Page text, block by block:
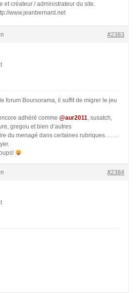
et créateur / administrateur du site.
www.jeanbernard.net
#2383
forum Boursorama, il suffit de migrer le jeu
adhéré comme @aur2011, susatch,
gregou et bien d’autres
du menagé dans certaines rubriques…….
#2384